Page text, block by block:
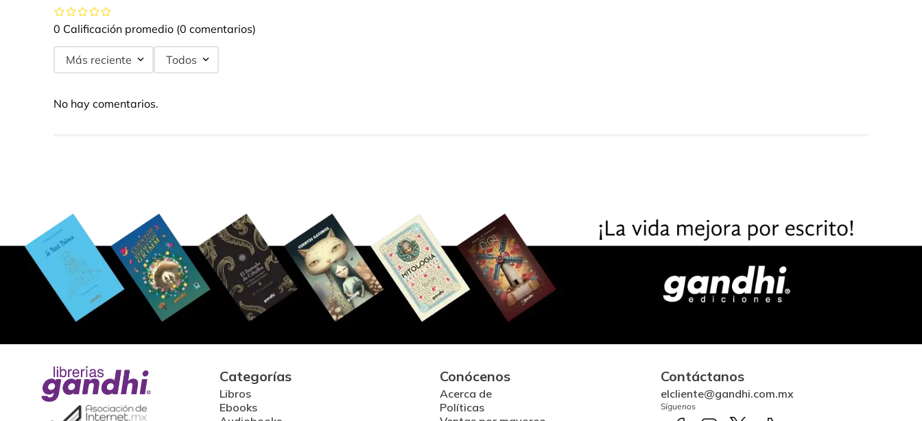
0 Calificación promedio (0 comentarios)
Más reciente Todos
No hay comentarios.
Categorías
Libros
Ebooks
Conócenos
Acerca de
Políticas
Contáctanos
elcliente@gandhi.com.mx
Síguenos